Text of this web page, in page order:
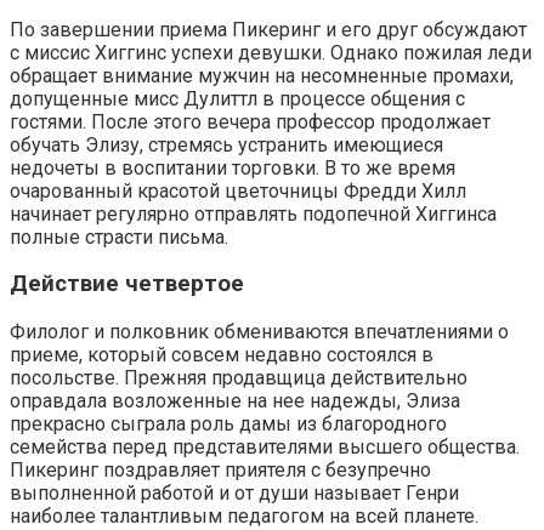
По завершении приема Пикеринг и его друг обсуждают
с миссис Хиггинс успехи девушки. Однако пожилая леди
обращает внимание мужчин на несомненные промахи,
допущенные мисс Дулиттл в процессе общения с
гостями. После этого вечера профессор продолжает
обучать Элизу, стремясь устранить имеющиеся
недочеты в воспитании торговки. В то же время
очарованный красотой цветочницы Фредди Хилл
начинает регулярно отправлять подопечной Хиггинса
полные страсти письма.
Действие четвертое
Филолог и полковник обмениваются впечатлениями о
приеме, который совсем недавно состоялся в
посольстве. Прежняя продавщица действительно
оправдала возложенные на нее надежды, Элиза
прекрасно сыграла роль дамы из благородного
семейства перед представителями высшего общества.
Пикеринг поздравляет приятеля с безупречно
выполненной работой и от души называет Генри
наиболее талантливым педагогом на всей планете.